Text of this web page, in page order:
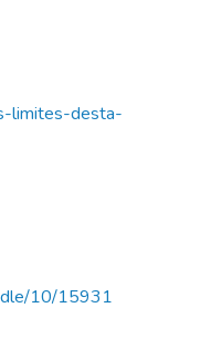
limites-desta-
10/15931